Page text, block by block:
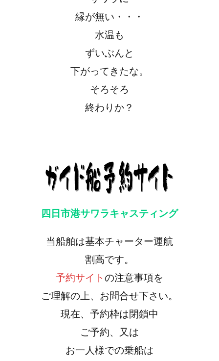
縁が無い・・・
水温も
ずいぶんと
下がってきたな。
そろそろ
終わりか？
四日市港サワラキャスティング
当船舶は基本チャーター運航
割高です。
予約サイト の注意事項を
ご理解の上、お問合せ下さい。
現在、予約枠は閉鎖中
ご予約、又は
お一人様での乗船は